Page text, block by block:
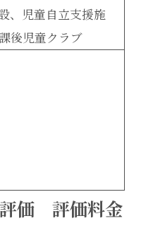
、児童自立支援施
後児童クラブ
価 評価料金